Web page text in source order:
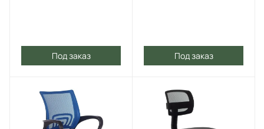
Под заказ Под заказ